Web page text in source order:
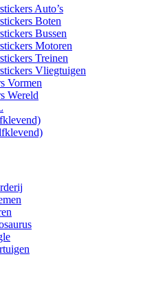
Auto’s
Boten
Bussen
Motoren
Treinen
Vliegtuigen
Vormen
Wereld